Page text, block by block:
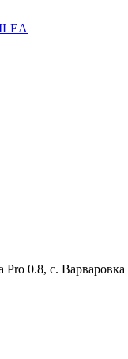
0.8, с. Варваровка